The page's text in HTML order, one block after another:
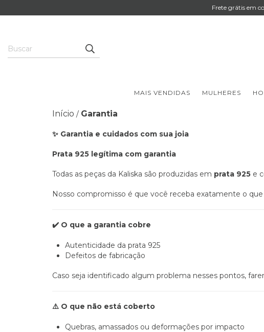
Frete grátis em
MAIS VENDIDAS MULHERES
Início / Garantia
✨ Garantia e cuidados com sua joia
Prata 925 legítima com garantia
Todas as peças da Kaliska são produzidas em prata 925 e
Nosso compromisso é que você receba exatamente o
✔️ O que a garantia cobre
Autenticidade da prata 925
Defeitos de fabricação
Caso seja identificado algum problema nesses pontos,
⚠️ O que não está coberto
Quebras, amassados ou deformações por impacto